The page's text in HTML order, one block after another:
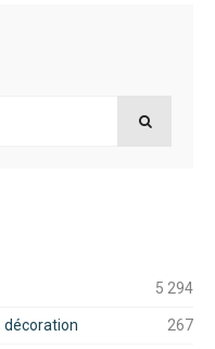
5 294
décoration 267